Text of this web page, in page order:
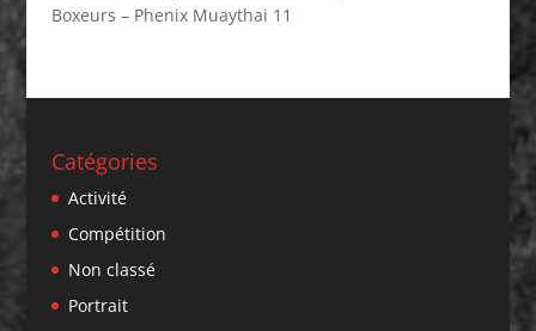
Boxeurs – Phenix Muaythai 11
Catégories
Activité
Compétition
Non classé
Portrait